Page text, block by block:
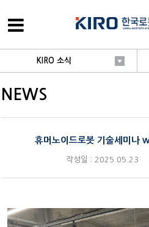
KIRO 소식
NEWS
휴머노이드로봇 기술세미나
작성일 : 2025.05.23